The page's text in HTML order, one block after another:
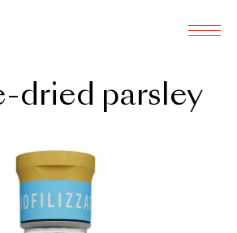
dried parsley